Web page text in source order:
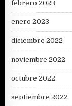
febrero 2023
enero 2023
diciembre 2022
noviembre 2022
octubre 2022
septiembre 2022